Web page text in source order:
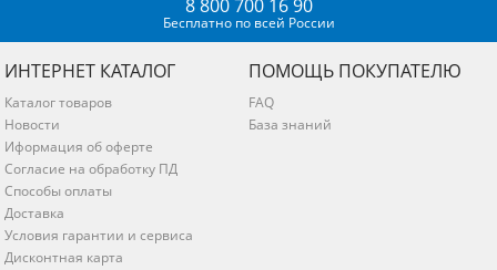
8 800 700 16 90
Бесплатно по всей России
ИНТЕРНЕТ КАТАЛОГ
Каталог товаров
Новости
Иформация об оферте
Согласие на обработку ПД
Способы оплаты
Доставка
Условия гарантии и сервиса
Дисконтная карта
ПОМОЩЬ ПОКУПАТЕЛЮ
FAQ
База знаний